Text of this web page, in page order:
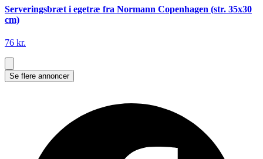
Serveringsbræt i egetræ fra Normann Copenhagen (str. 35x30
cm)
76 kr.
Se flere annoncer